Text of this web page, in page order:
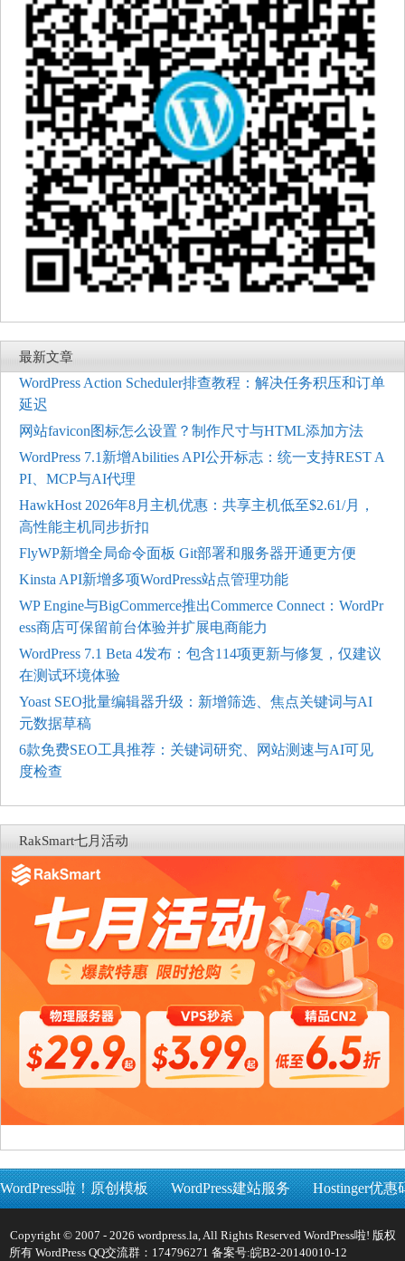
最新文章
WordPress Action Scheduler排查教程：解决任务积压和订单
延迟
网站favicon图标怎么设置？制作尺寸与HTML添加方法
WordPress 7.1新增Abilities API公开标志：统一支持REST A
PI、MCP与AI代理
HawkHost 2026年8月主机优惠：共享主机低至$2.61/月，
高性能主机同步折扣
FlyWP新增全局命令面板 Git部署和服务器开通更方便
Kinsta API新增多项WordPress站点管理功能
WP Engine与BigCommerce推出Commerce Connect：WordPr
ess商店可保留前台体验并扩展电商能力
WordPress 7.1 Beta 4发布：包含114项更新与修复，仅建议
在测试环境体验
Yoast SEO批量编辑器升级：新增筛选、焦点关键词与AI
元数据草稿
6款免费SEO工具推荐：关键词研究、网站测速与AI可见
度检查
RakSmart七月活动
WordPress啦！原创模板 WordPress建站服务 Hostinger优惠
Copyright © 2007 - 2026 wordpress.la, All Rights Reserved WordPress啦! 版权
所有 WordPress QQ交流群：174796271 备案号:皖B2-20140010-12